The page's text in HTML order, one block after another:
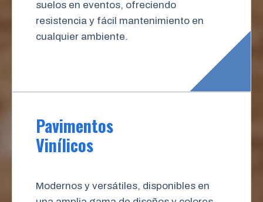
suelos en eventos, ofreciendo
resistencia y fácil mantenimiento en
cualquier ambiente.
Pavimentos
Vinílicos
Modernos y versátiles, disponibles en